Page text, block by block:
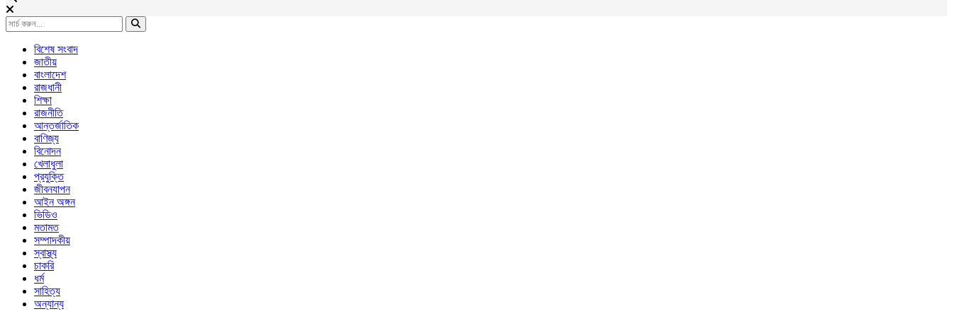
বিশেষ সংবাদ
জাতীয়
বাংলাদেশ
রাজধানী
শিক্ষা
রাজনীতি
আন্তর্জাতিক
বাণিজ্য
বিনোদন
খেলাধুলা
প্রযুক্তি
জীবনযাপন
আইন অঙ্গন
ভিডিও
মতামত
সম্পাদকীয়
স্বাস্থ্য
চাকরি
ধর্ম
সাহিত্য
অন্যান্য